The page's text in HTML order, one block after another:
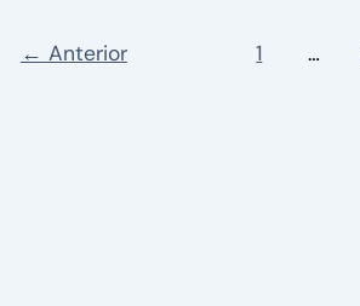
← Anterior 1 …